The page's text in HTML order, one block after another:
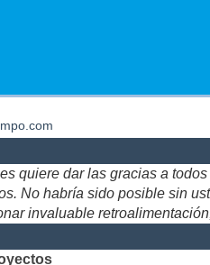
quiere dar las gracias a
No habría sido posible sin
invaluable